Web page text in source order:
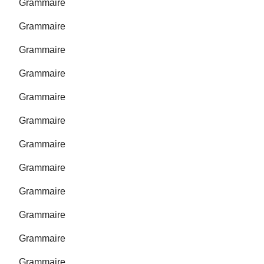
Grammaire
Grammaire
Grammaire
Grammaire
Grammaire
Grammaire
Grammaire
Grammaire
Grammaire
Grammaire
Grammaire